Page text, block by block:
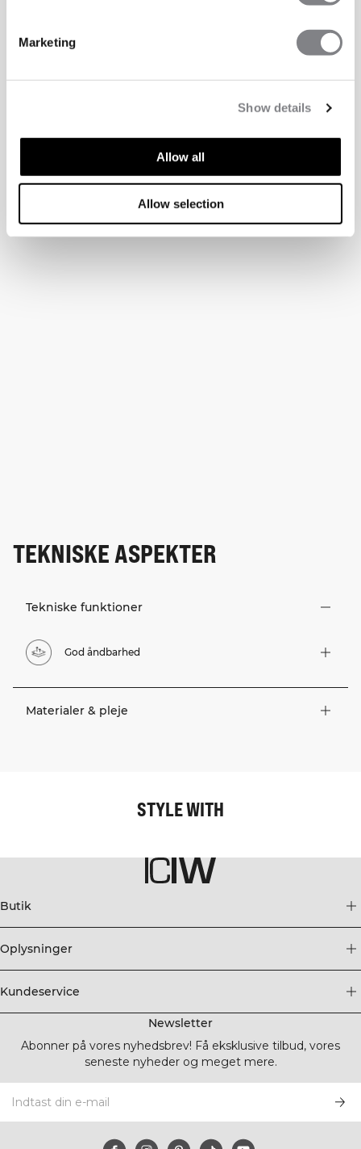
Marketing
Show details
Allow all
Allow selection
TEKNISKE ASPEKTER
Tekniske funktioner
God åndbarhed
Materialer & pleje
STYLE WITH
Butik
Oplysninger
Kundeservice
Newsletter
Abonner på vores nyhedsbrev! Få eksklusive tilbud, vores
seneste nyheder og meget mere.